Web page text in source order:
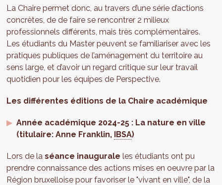
La Chaire permet donc, au travers d’une série d’actions
concrètes, de de faire se rencontrer 2 milieux
professionnels différents, mais très complémentaires.
Les étudiants du Master peuvent se familiariser avec les
pratiques publiques de l’aménagement du territoire au
sens large, et d’avoir un regard critique sur leur travail
quotidien pour les équipes de Perspective.
Les différentes éditions de la Chaire académique
Année académique 2024-25 : La nature en ville
(titulaire: Anne Franklin, IBSA)
Lors de laséance inauguraleles étudiants ont pu
prendre connaissance des actions mises en oeuvre par la
Région bruxelloise pour favoriser le "vivant en ville", de la